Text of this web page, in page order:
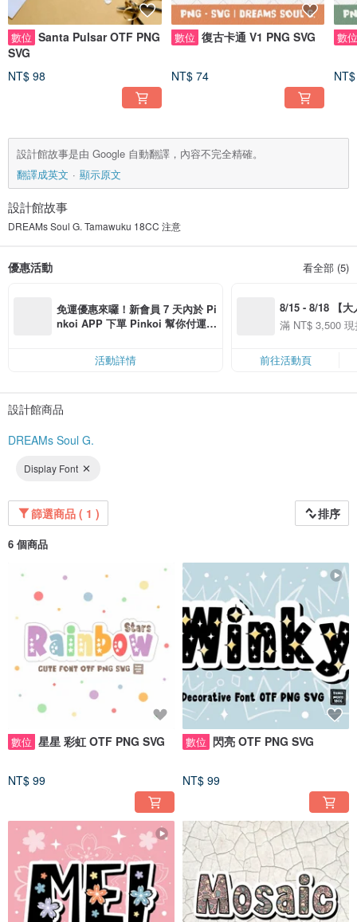
數位 Santa Pulsar OTF PNG
SVG
NT$ 98
數位 復古卡通 V1 PNG SVG
NT$ 74
數
設計館故事是由 Google 自動翻譯，內容不完全精確。
翻譯成英文
顯示原文
設計館故事
DREAMs Soul G. Tamawuku 18CC 注意
優惠活動 看全部 (5)
免運優惠來囉！新會員 7 天內於 Pi
nkoi APP 下單 Pinkoi 幫你付運
活動詳情
8/15 - 8/18 【大
季】滿
50
滿 NT$ 3,500
前往活動頁
設計館商品
DREAMs Soul G.
Display Font
篩選商品 ( 1 ) 排序
6 個商品
數位 星星 彩虹 OTF PNG SVG
NT$ 99
數位 閃亮 OTF PNG SVG
NT$ 99